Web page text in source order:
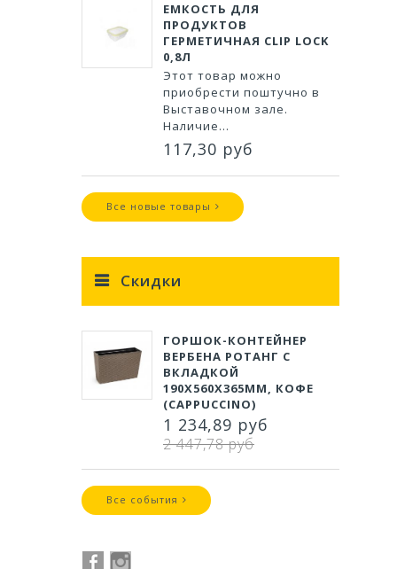
ЕМКОСТЬ ДЛЯ
ПРОДУКТОВ
ГЕРМЕТИЧНАЯ CLIP LOCK
0,8Л
Этот товар можно
приобрести поштучно в
Выставочном зале.
Наличие...
117,30 руб
Все новые товары
Скидки
ГОРШОК-КОНТЕЙНЕР
ВЕРБЕНА РОТАНГ С
ВКЛАДКОЙ
190Х560Х365ММ, КОФЕ
(CAPPUCCINO)
1 234,89 руб
2 447,78 руб
Все события